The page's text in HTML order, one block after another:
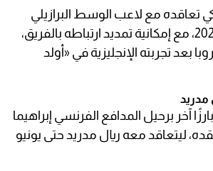
تعاقده مع لاعب الوسط البرازيلي
حتى نهاية موسم 2027، مع إمكانية تمديد ارتباطه بالفريق،
بعد تجربته الإنجليزية في «أولد
مدريد
آخر برحيل المدافع الفرنسي إبراهيما
ليتعاقد معه ريال مدريد حتى يونيو